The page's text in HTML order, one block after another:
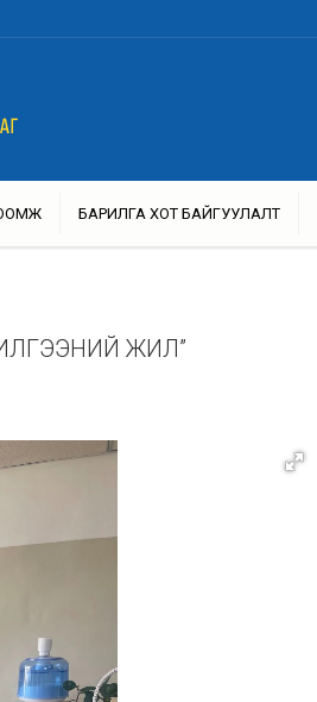
БАРИЛГА ХОТ БАЙГУУЛАЛТ
ЖИЛ”